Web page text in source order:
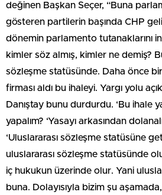
değinen Başkan Seçer, “Buna
gösteren partilerin başında CHP
dönemin parlamento tutanaklarını
kimler söz almış, kimler ne demiş?
sözleşme statüsünde. Daha önce bir
firması aldı bu ihaleyi. Yargı yolu
Danıştay bunu durdurdu. ‘Bu ihale
yapalım? ‘Yasayı arkasından
‘Uluslararası sözleşme statüsüne
uluslararası sözleşme statüsünde
iç hukukun üzerinde olur. Yani
buna. Dolayısıyla bizim şu